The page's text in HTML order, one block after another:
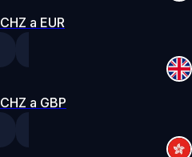
CHZ a EUR
CHZ a GBP